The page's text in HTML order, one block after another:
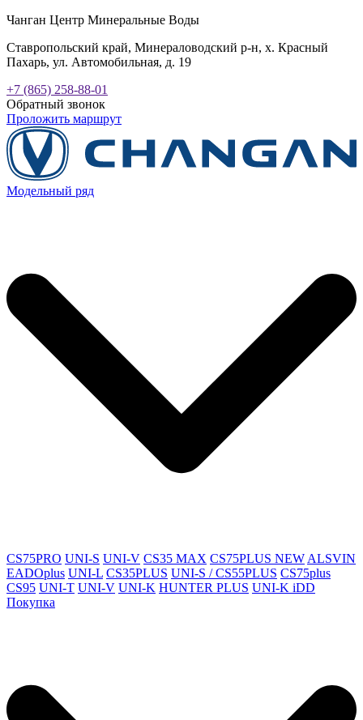
Чанган Центр Минеральные Воды
Ставропольский край, Минераловодский р-н, х. Красный
Пахарь, ул. Автомобильная, д. 19
+7 (865) 258-88-01
Обратный звонок
Проложить маршрут
Модельный ряд
CS75PRO UNI-S UNI-V CS35 MAX CS75PLUS NEW ALSVIN
EADOplus UNI-L CS35PLUS UNI-S / CS55PLUS CS75plus
CS95 UNI-T UNI-V UNI-K HUNTER PLUS UNI-K iDD
Покупка